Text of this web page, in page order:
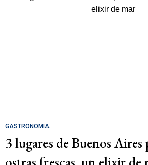
GASTRONOMÍA
3 lugares de Buenos